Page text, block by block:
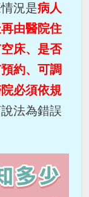
況是病人
由醫院住
床、是否
約、可調
必須依規
說法為錯誤